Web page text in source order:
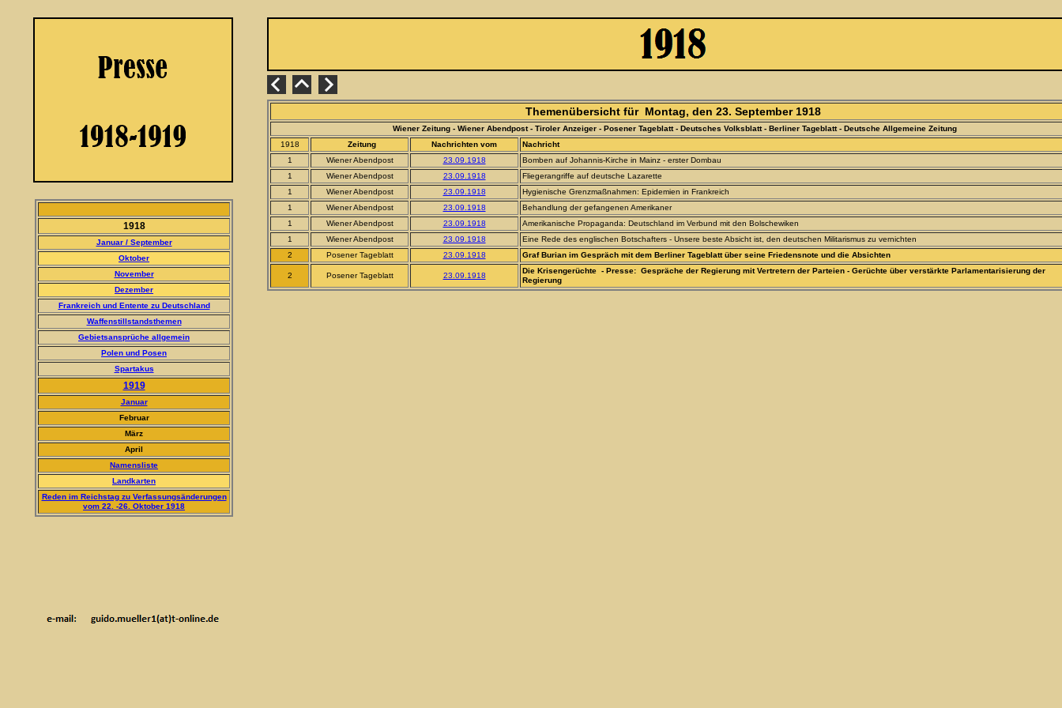
1918
Januar / September
Oktober
November
Dezember
Frankreich und Entente zu Deutschland
Waffenstillstandsthemen
Gebietsansprüche allgemein
Polen und Posen
Spartakus
1919
Januar
Februar
März
April
Namensliste
Landkarten
Reden im Reichstag zu Verfassungsänderungen
vom 22. -26. Oktober 1918
Themenübersicht für Montag, den 23. September 1918
Wiener Zeitung - Wiener Abendpost - Tiroler Anzeiger - Posener Tageblatt - Deutsches Volksblatt - Berliner Tageblatt - Deutsche Allgemeine Zeitung
1918
Zeitung Nachrichten vom
Nachricht
1
Wiener Abendpost 23.09.1918
Bomben auf Johannis-Kirche in Mainz - erster Dombau
1
Wiener Abendpost 23.09.1918
Fliegerangriffe auf deutsche Lazarette
1
Wiener Abendpost 23.09.1918
Hygienische Grenzmaßnahmen: Epidemien in Frankreich
1
Wiener Abendpost 23.09.1918
Behandlung der gefangenen Amerikaner
1
Wiener Abendpost 23.09.1918
Amerikanische Propaganda: Deutschland im Verbund mit den Bolschewiken
1
Wiener Abendpost 23.09.1918
Eine Rede des englischen Botschafters - Unsere beste Absicht ist, den deutschen Militarismus zu vernichten
2
Posener Tageblatt 23.09.1918 Graf Burian im Gespräch mit dem Berliner Tageblatt über seine Friedensnote und die Absichten
2 Posener Tageblatt 23.09.1918
Die Krisengerüchte - Presse: Gespräche der Regierung mit Vertretern der Parteien - Gerüchte über verstärkte Parlamentarisierung der
Regierung